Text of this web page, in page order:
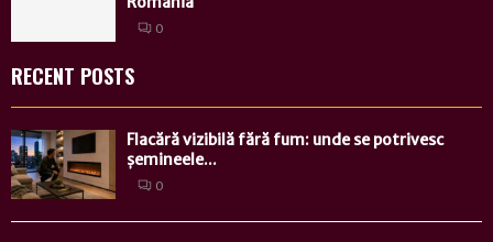
0
RECENT POSTS
Flacără vizibilă fără fum: unde se potrivesc
șemineele...
0